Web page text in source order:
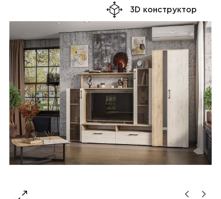
3D конструктор